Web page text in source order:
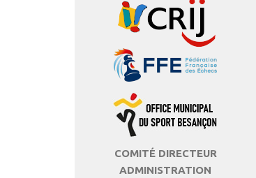
COMITÉ DIRECTEUR
ADMINISTRATION